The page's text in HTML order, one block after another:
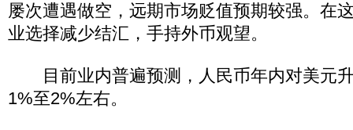
屡次遭遇做空，远期市场贬值预期较强。在
业选择减少结汇，手持外币观望。
目前业内普遍预测，人民币年内对美元
1%至2%左右。